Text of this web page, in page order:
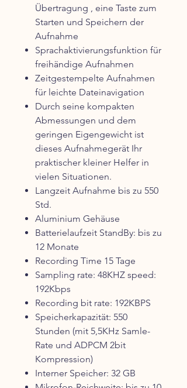
Übertragung , eine Taste zum
Starten und Speichern der
Aufnahme
Sprachaktivierungsfunktion für
freihändige Aufnahmen
Zeitgestempelte Aufnahmen
für leichte Dateinavigation
Durch seine kompakten
Abmessungen und dem
geringen Eigengewicht ist
dieses Aufnahmegerät Ihr
praktischer kleiner Helfer in
vielen Situationen.
Langzeit Aufnahme bis zu 550
Std.
Aluminium Gehäuse
Batterielaufzeit StandBy: bis zu
12 Monate
Recording Time 15 Tage
Sampling rate: 48KHZ speed:
192Kbps
Recording bit rate: 192KBPS
Speicherkapazität: 550
Stunden (mit 5,5KHz Samle-
Rate und ADPCM 2bit
Kompression)
Interner Speicher: 32 GB